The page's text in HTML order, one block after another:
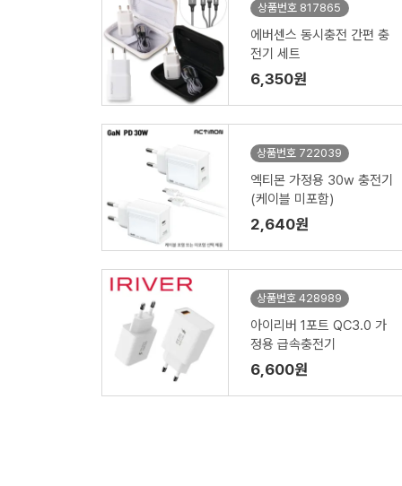
상품번호 817865
에버센스 동시충전 간편 충
전기 세트
6,350원
상품번호 722039
엑티몬 가정용 30w 충전기
(케이블 미포함)
2,640원
상품번호 428989
아이리버 1포트 QC3.0 가
정용 급속충전기
6,600원